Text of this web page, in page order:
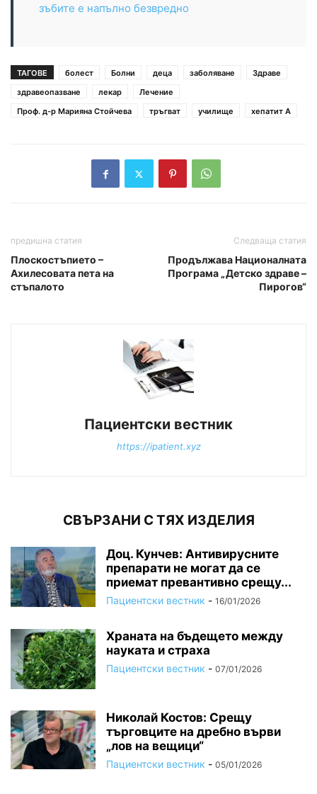
зъбите е напълно безвредно
ТАГОВЕ болест Болни деца заболяване
Здраве
здравеопазване
лекар
Лечение
Проф. д-р Марияна Стойчева
тръгват училище хепатит А
предишна статия
Плоскостъпието –
Ахилесовата пета на
стъпалото
Следваща статия
Продължава Националната
Програма „Детско здраве –
Пирогов“
Пациентски вестник
https://ipatient.xyz
СВЪРЗАНИ С ТЯХ ИЗДЕЛИЯ
Доц. Кунчев: Антивирусните
препарати не могат да се
приемат превантивно срещу...
Пациентски вестник - 16/01/2026
Храната на бъдещето между
науката и страха
Пациентски вестник - 07/01/2026
Николай Костов: Срещу
търговците на дребно върви
„лов на вещици“
Пациентски вестник - 05/01/2026